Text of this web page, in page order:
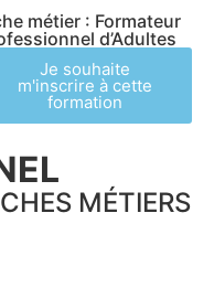
métier : Formateur
d’Adultes
Je souhaite
m'inscrire à cette
formation
MÉTIERS